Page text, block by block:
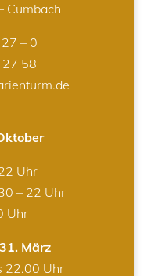
Cumbach
– 0
58
Uhr
– 22 Uhr
Uhr
März
22.00 Uhr